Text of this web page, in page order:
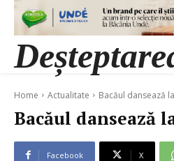
Bacăul
Adamas
Home Actualitate Bacăul dansează
Bacăul dansează
Facebook X